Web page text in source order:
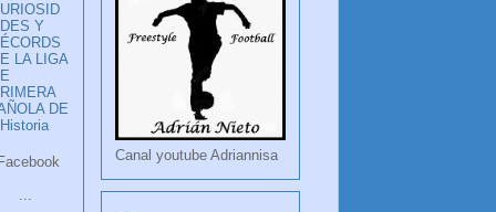
Y
LA LIGA
DE
Canal youtube Adriannisa